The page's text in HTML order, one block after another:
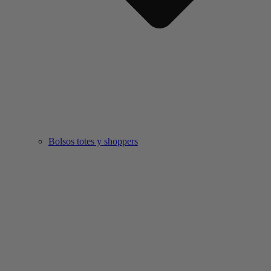
Bolsos totes y shoppers